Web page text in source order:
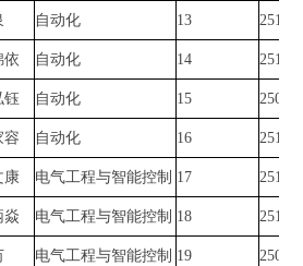
自动化 13
依 自动化 14
钰 自动化 15
容 自动化 16
康 电气工程与智能控制 17
焱 电气工程与智能控制 18
电气工程与智能控制 19